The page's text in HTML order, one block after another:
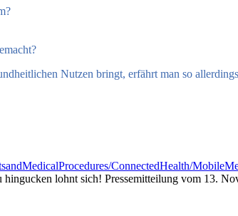
Nutzen bringt, erfährt man so
ConnectedHealth/
lohnt sich! Pressemitteilung vom 13.